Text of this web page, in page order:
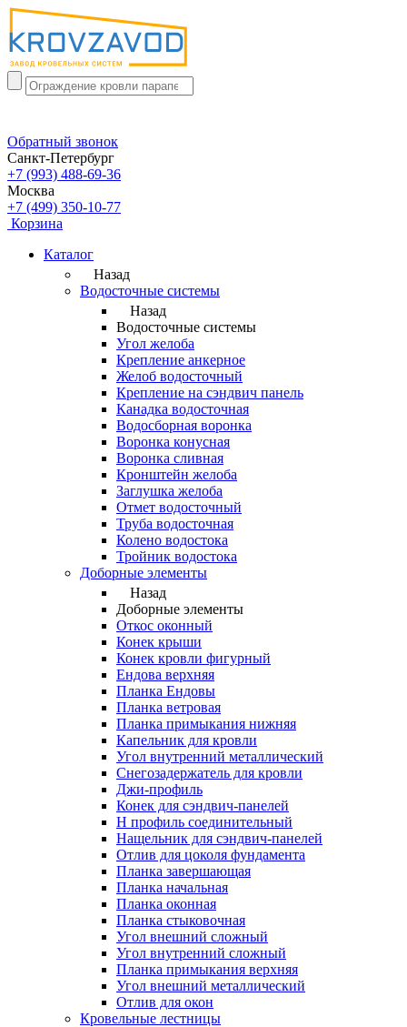
Обратный звонок
Санкт-Петербург
+7 (993) 488-69-36
Москва
+7 (499) 350-10-77
Корзина
Каталог
Назад
Водосточные системы
Назад
Водосточные системы
Угол желоба
Крепление анкерное
Желоб водосточный
Крепление на сэндвич панель
Канадка водосточная
Водосборная воронка
Воронка конусная
Воронка сливная
Кронштейн желоба
Заглушка желоба
Отмет водосточный
Труба водосточная
Колено водостока
Тройник водостока
Доборные элементы
Назад
Доборные элементы
Откос оконный
Конек крыши
Конек кровли фигурный
Ендова верхняя
Планка Ендовы
Планка ветровая
Планка примыкания нижняя
Капельник для кровли
Угол внутренний металлический
Снегозадержатель для кровли
Джи-профиль
Конек для сэндвич-панелей
Н профиль соединительный
Нащельник для сэндвич-панелей
Отлив для цоколя фундамента
Планка завершающая
Планка начальная
Планка оконная
Планка стыковочная
Угол внешний сложный
Угол внутренний сложный
Планка примыкания верхняя
Угол внешний металлический
Отлив для окон
Кровельные лестницы